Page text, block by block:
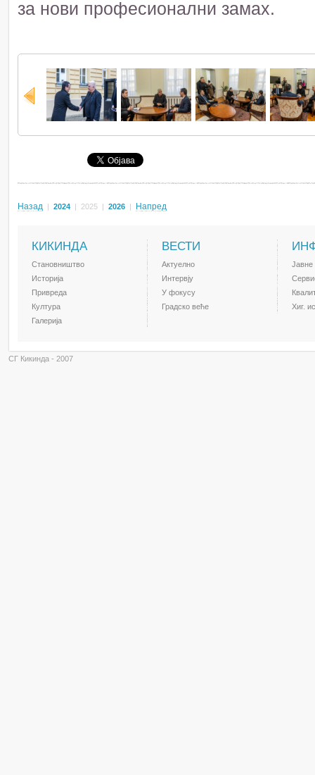
за нови професионални замах.
Назад | 2024 | 2025 | 2026 | Напред
КИКИНДА
Становништво
Историја
Привреда
Култура
Галерија
ВЕСТИ
Актуелно
Интервју
У фокусу
Градско веће
Јавне
Хиг.
СГ Кикинда - 2007